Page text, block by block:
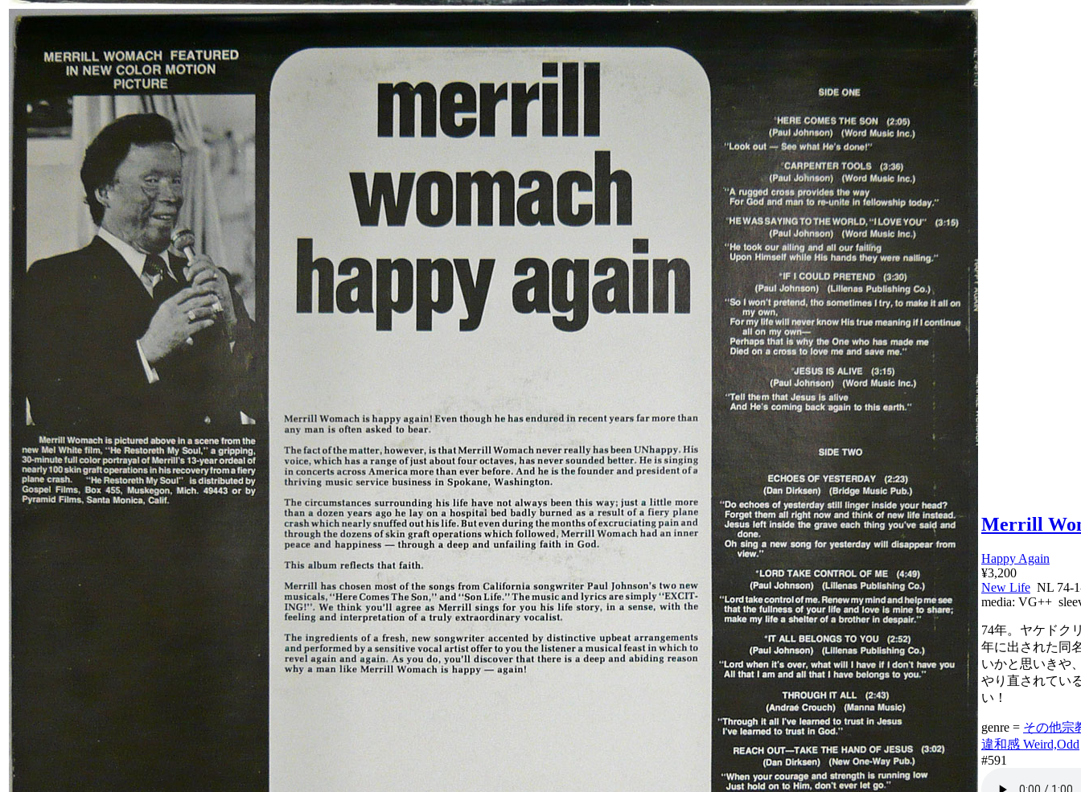
Merrill
Happy Again
¥3,200
New Life NL 74-
media: VG++
74年。ヤケドク
年に出された同
いかと思いきや
やり直されてい
い！
genre = その他宗
違和感 Weird,Odd
#591